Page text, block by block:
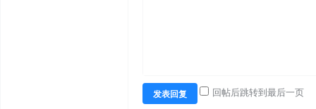
发表回复 回帖后跳转到最后一页